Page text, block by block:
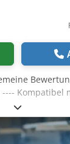
---- Kompatibel
?Multifunktion-